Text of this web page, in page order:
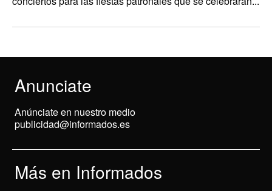
Anunciate
Anúnciate en nuestro medio
publicidad@informados.es
Más en Informados